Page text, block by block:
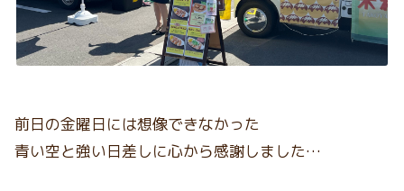
前日の金曜日には想像できなかった
青い空と強い日差しに心から感謝しました…